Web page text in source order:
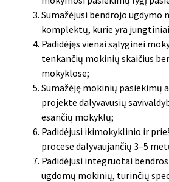
Sumažėjusi bendrojo ugdymo
komplektų, kurie yra
Padidėjęs vienai sąlyginei
tenkančių mokinių skaičius
mokyklose;
Sumažėję mokinių pasiekimų
projekte dalyvavusių
esančių mokyklų;
Padidėjusi ikimokyklinio ir
procese dalyvaujančių 3–5
Padidėjusi integruotai
ugdomų mokinių, turinčių